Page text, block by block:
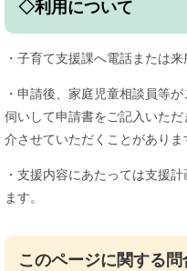
◇利用について
・子育て支援課へ電話または
・申請後、家庭児童相談員等
伺いして申請書をご記入いた
介させていただくことがありま
・支援内容にあたっては支援
ます。
このページに関する問